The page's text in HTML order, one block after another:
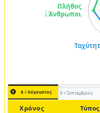
8 / Αύγουστος 9 / Σεπτέμβριος
Χρόνος Τύπος